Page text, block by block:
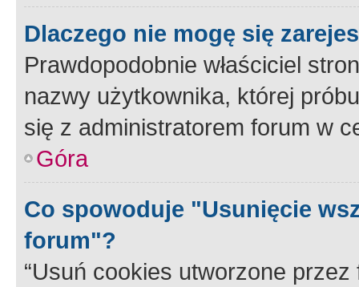
Dlaczego nie mogę się
Prawdopodobnie właściciel
nazwy użytkownika, której
się z administratorem forum w
Góra
Co spowoduje "Usunięcie
forum"?
“Usuń cookies utworzone